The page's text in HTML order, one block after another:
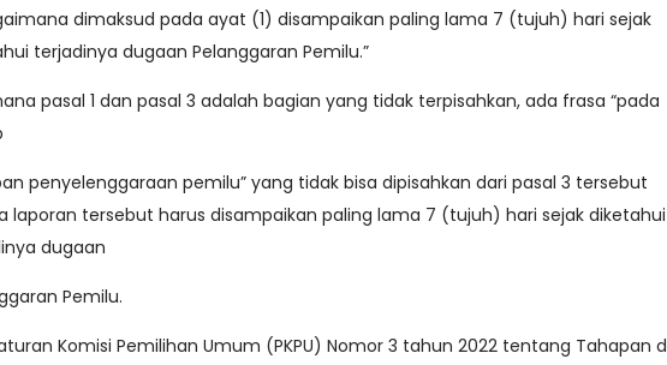
dimaksud pada ayat (1) disampaikan paling lama 7 (tujuh) hari sejak
terjadinya dugaan Pelanggaran Pemilu.”
pasal 1 dan pasal 3 adalah bagian yang tidak terpisahkan, ada frasa “pada
penyelenggaraan pemilu” yang tidak bisa dipisahkan dari pasal 3 tersebut
laporan tersebut harus disampaikan paling lama 7 (tujuh) hari sejak diketahui
dugaan
Pemilu.
Komisi Pemilihan Umum (PKPU) Nomor 3 tahun 2022 tentang Tahapan